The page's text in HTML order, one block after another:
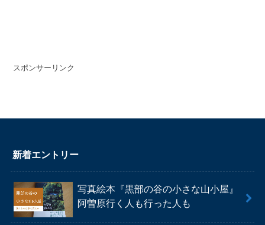
スポンサーリンク
新着エントリー
写真絵本『黒部の谷の小さな山小屋』
阿曽原行く人も行った人も